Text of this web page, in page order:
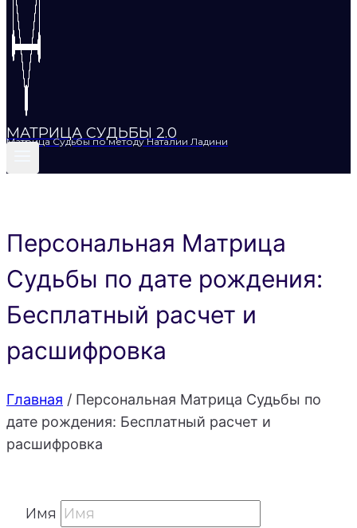
МАТРИЦА СУДЬБЫ 2.0
Матрица Судьбы по методу Наталии Ладини
Персональная Матрица
Судьбы по дате рождения:
Бесплатный расчет и
расшифровка
Главная / Персональная Матрица Судьбы по
дате рождения: Бесплатный расчет и
расшифровка
Имя